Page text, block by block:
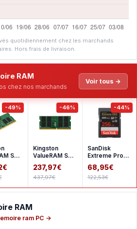
quotidiennement chez les marchands
Hors frais de livraison.
RAM
chez nos marchands
Voir tous →
-49%
SO-
Go
-46%
Kingston
ValueRAM SO-
DIMM 32 Go
DDR4 3200
MHz CL22
237,97€
437,97€
-44%
SanDisk
Extreme Pro
SDHC UHS-I
256 Go
SDSDXXD-
68,95€
122,53€
RAM
ram PC →